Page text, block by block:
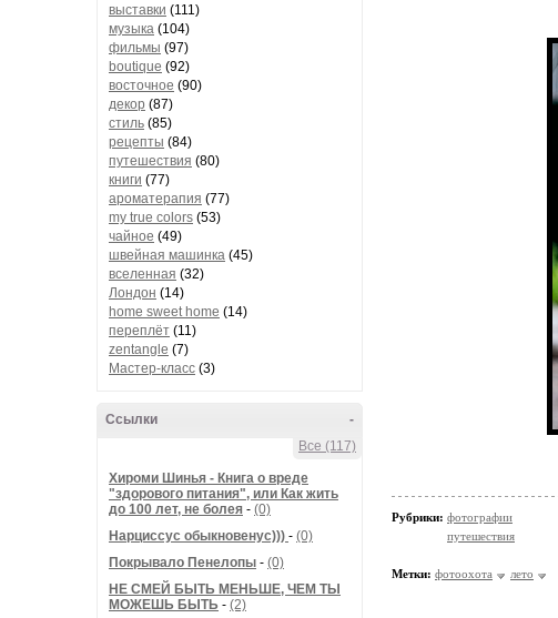
выставки (111)
музыка (104)
фильмы (97)
boutique (92)
восточное (90)
декор (87)
стиль (85)
рецепты (84)
путешествия (80)
книги (77)
ароматерапия (77)
my true colors (53)
чайное (49)
швейная машинка (45)
вселенная (32)
Лондон (14)
home sweet home (14)
переплёт (11)
zentangle (7)
Мастер-класс (3)
-
Ссылки
Все (117)
Хироми Шинья - Книга о вреде
"здорового питания", или Как жить
до 100 лет, не болея - (0)
Нарциссус обыкновенус))) - (0)
Покрывало Пенелопы - (0)
НЕ СМЕЙ БЫТЬ МЕНЬШЕ, ЧЕМ ТЫ
МОЖЕШЬ БЫТЬ - (2)
Рубрики: фотографии
путешествия
Метки: фотоохота лето